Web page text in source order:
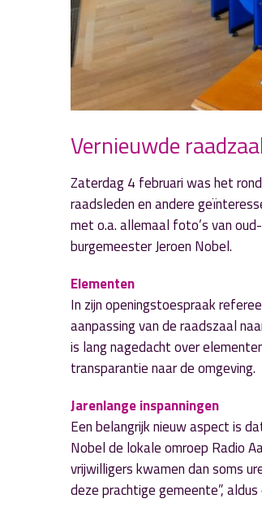
Vernieuwde
Zaterdag 4 februari was het
raadsleden en andere
met o.a. allemaal foto’s van
burgemeester Jeroen Nobel.
Elementen
In zijn openingstoespraak
aanpassing van de raadszaal
is lang nagedacht over
transparantie naar de omgeving.
Jarenlange inspanningen
Een belangrijk nieuw aspect is
Nobel de lokale omroep Radio
vrijwilligers kwamen dan soms
deze prachtige gemeente”,